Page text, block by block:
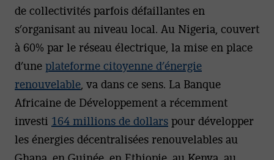
de collectivités parfois défaillantes en
s’organisant au niveau local. Au Nigeria, couvert
à 60% par le réseau électrique, la mise en place
d’uneplateforme citoyenne d’énergie
renouvelable , va dans ce sens. La Banque
Africaine de Développement a récemment
investi 164 millions de dollarspour développer
les énergies décentralisées renouvelables au
Ghana, en Guinée, en Ethiopie, au Kenya, au